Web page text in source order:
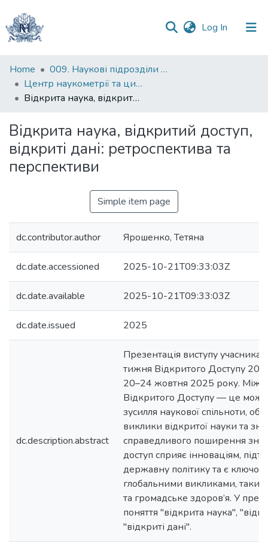
Log In (current)
Communities
&
Collections
Statistics
Home
009. Наукові підрозділи НаУКМА
Центр наукометрії та цифрової підтримки досліджень НаУКМА
Відкрита наука, відкритий доступ, відкриті дані: ретроспектива та перспективи
Відкрита наука, відкритий доступ,
відкриті дані: ретроспектива та
перспективи
Simple item page
dc.contributor.author Ярошенко, Тетяна
dc.date.accessioned 2025-10-21T09:33:03Z
dc.date.available 2025-10-21T09:33:03Z
dc.date.issued 2025
dc.description.abstract
Презентація виступу
тижня Відкритого Доступу
20–24 жовтня 2025 року.
Відкритого Доступу — це
зусилля наукової спільноти,
виклики відкритої науки та
справедливого поширення
доступ сприяє інноваціям,
державну політику та є
глобальними викликами,
та громадське здоров’я. У
поняття "відкрита наука",
"відкриті дані".